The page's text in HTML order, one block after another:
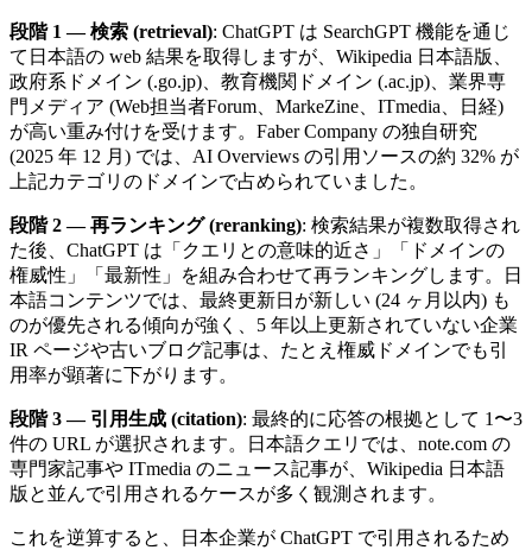
段階 1 — 検索 (retrieval): ChatGPT は SearchGPT 機能を通じ
て日本語の web 結果を取得しますが、Wikipedia 日本語版、
政府系ドメイン (.go.jp)、教育機関ドメイン (.ac.jp)、業界専
門メディア (Web担当者Forum、MarkeZine、ITmedia、日経)
が高い重み付けを受けます。Faber Company の独自研究
(2025 年 12 月) では、AI Overviews の引用ソースの約 32% が
上記カテゴリのドメインで占められていました。
段階 2 — 再ランキング (reranking): 検索結果が複数取得され
た後、ChatGPT は「クエリとの意味的近さ」「ドメインの
権威性」「最新性」を組み合わせて再ランキングします。日
本語コンテンツでは、最終更新日が新しい (24 ヶ月以内) も
のが優先される傾向が強く、5 年以上更新されていない企業
IR ページや古いブログ記事は、たとえ権威ドメインでも引
用率が顕著に下がります。
段階 3 — 引用生成 (citation): 最終的に応答の根拠として 1〜3
件の URL が選択されます。日本語クエリでは、note.com の
専門家記事や ITmedia のニュース記事が、Wikipedia 日本語
版と並んで引用されるケースが多く観測されます。
これを逆算すると、日本企業が ChatGPT で引用されるため